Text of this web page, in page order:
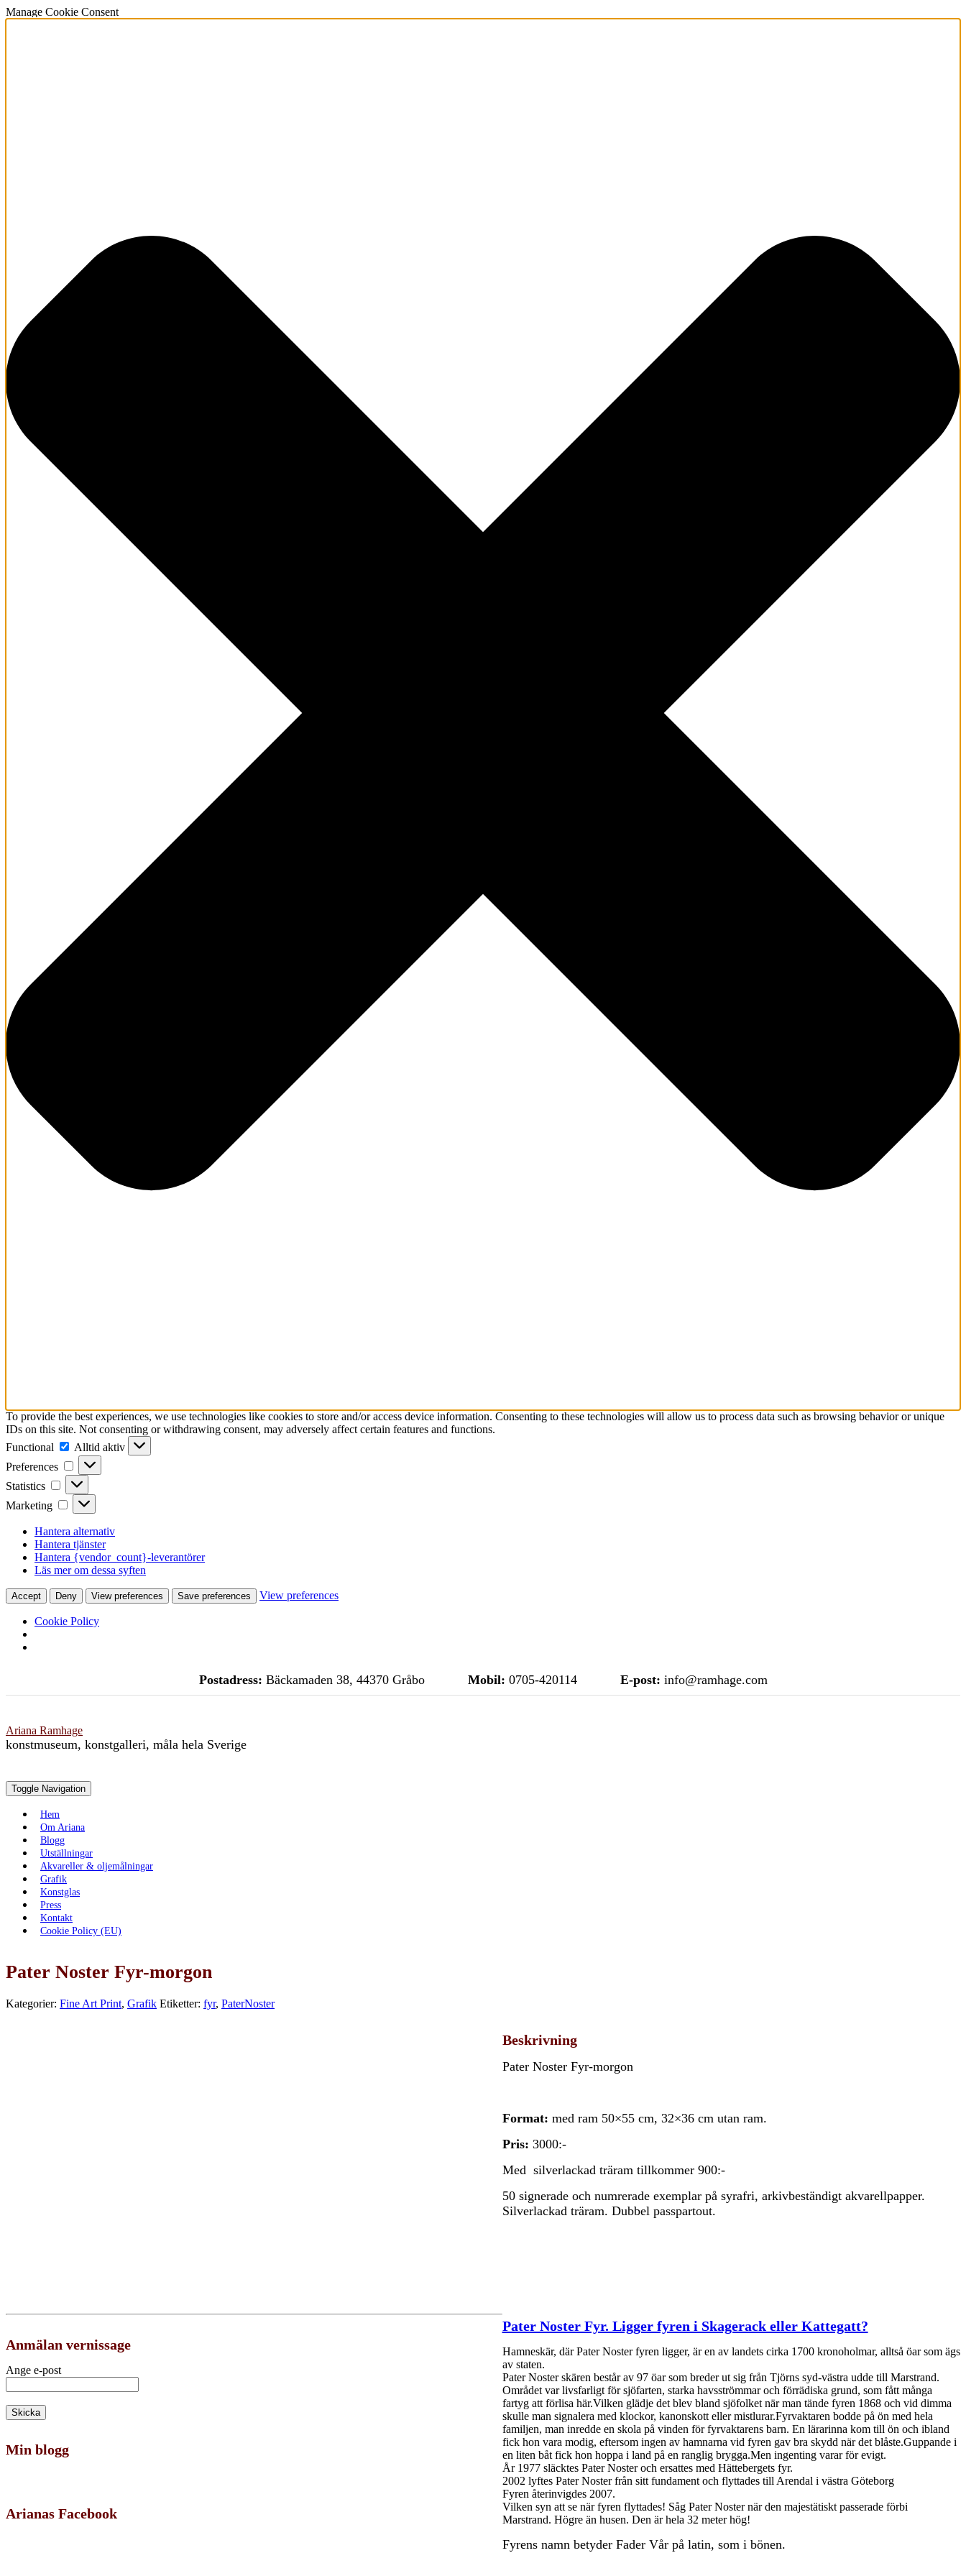
Manage Cookie Consent
To provide the best experiences, we use technologies like cookies to store and/or access device information. Consenting to these technologies will allow us to process data such as browsing behavior or unique
IDs on this site. Not consenting or withdrawing consent, may adversely affect certain features and functions.
Functional
Functional
Alltid aktiv
Preferences
Preferences
Statistics Statistics
Marketing Marketing
Hantera alternativ
Hantera tjänster
Hantera {vendor_count}-leverantörer
Läs mer om dessa syften
Accept Deny View preferences Save preferences View preferences
Cookie Policy
content
Postadress: Bäckamaden 38, 44370 Gråbo Mobil: 0705-420114 E-post: info@ramhage.com
Ariana Ramhage
konstmuseum, konstgalleri, måla hela Sverige
Toggle Navigation
Hem
Om Ariana
Blogg
Utställningar
Akvareller & oljemålningar
Grafik
Konstglas
Press
Kontakt
Cookie Policy (EU)
Pater Noster Fyr-morgon
Kategorier: Fine Art Print, Grafik Etiketter: fyr, PaterNoster
Beskrivning
Pater Noster Fyr-morgon
Format: med ram 50×55 cm, 32×36 cm utan ram.
Pris: 3000:-
Med silverlackad träram tillkommer 900:-
50 signerade och numrerade exemplar på syrafri, arkivbeständigt akvarellpapper.
Silverlackad träram. Dubbel passpartout.
Pater Noster Fyr. Ligger fyren i Skagerack eller Kattegatt?
Hamneskär, där Pater Noster fyren ligger, är en av landets cirka 1700 kronoholmar, alltså öar som ägs
av staten.
Pater Noster skären består av 97 öar som breder ut sig från Tjörns syd-västra udde till Marstrand.
Området var livsfarligt för sjöfarten, starka havsströmmar och förrädiska grund, som fått många
fartyg att förlisa här.Vilken glädje det blev bland sjöfolket när man tände fyren 1868 och vid dimma
skulle man signalera med klockor, kanonskott eller mistlurar.Fyrvaktaren bodde på ön med hela
familjen, man inredde en skola på vinden för fyrvaktarens barn. En lärarinna kom till ön och ibland
fick hon vara modig, eftersom ingen av hamnarna vid fyren gav bra skydd när det blåste.Guppande i
en liten båt fick hon hoppa i land på en ranglig brygga.Men ingenting varar för evigt.
År 1977 släcktes Pater Noster och ersattes med Hättebergets fyr.
2002 lyftes Pater Noster från sitt fundament och flyttades till Arendal i västra Göteborg
Fyren återinvigdes 2007.
Vilken syn att se när fyren flyttades! Såg Pater Noster när den majestätiskt passerade förbi
Marstrand. Högre än husen. Den är hela 32 meter hög!
Fyrens namn betyder Fader Vår på latin, som i bönen.
Anmälan vernissage
Ange e-post
Min blogg
Arianas Facebook